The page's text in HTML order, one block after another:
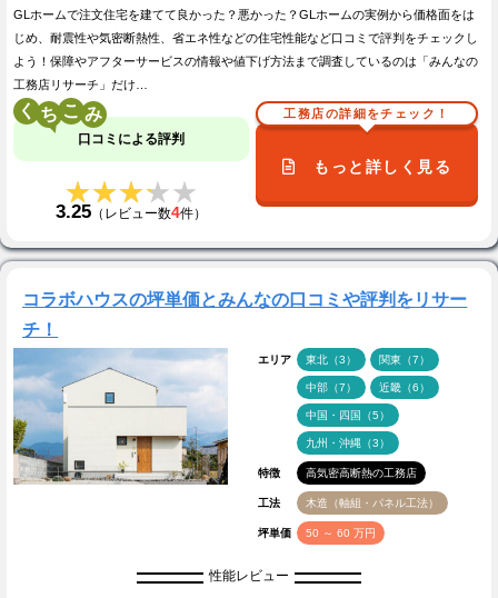
GLホームで注文住宅を建てて良かった？悪かった？GLホームの実例から価格面をは
じめ、耐震性や気密断熱性、省エネ性などの住宅性能など口コミで評判をチェックし
よう！保障やアフターサービスの情報や値下げ方法まで調査しているのは「みんなの
工務店リサーチ」だけ…
く こ
口コミによる評判
★★★★★
★★★★★
3.25 （レビュー数4件）
工務店の詳細をチェック！
もっと詳しく見る
コラボハウスの坪単価とみんなの口コミや評判をリサー
チ！
エリア 東北（3） 関東（7）
中部（7） 近畿（6）
中国・四国（5）
九州・沖縄（3）
特徴 高気密高断熱の工務店
工法 木造（軸組・パネル工法）
坪単価 50 ～ 60 万円
性能レビュー